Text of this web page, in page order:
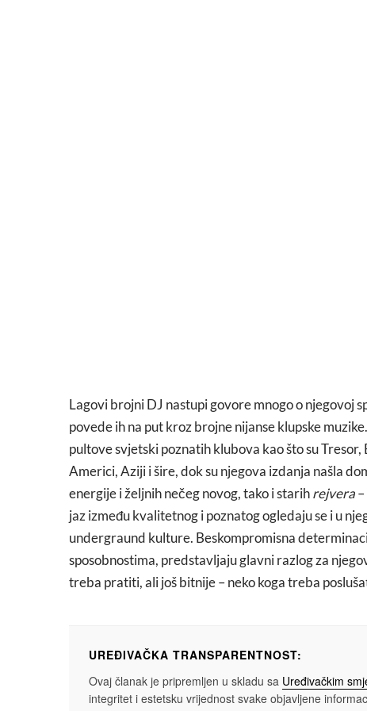
Lagovi brojni DJ nastupi govore mnogo o njegovoj
povede ih na put kroz brojne nijanse klupske
pultove svjetski poznatih klubova kao što su
Americi, Aziji i šire, dok su njegova izdanja našla
energije i željnih nečeg novog, tako i starihrejvera
jaz između kvalitetnog i poznatog ogledaju se i u
undergraund kulture. Beskompromisna
sposobnostima, predstavljaju glavni razlog za
treba pratiti, ali još bitnije – neko koga treba
UREĐIVAČKA TRANSPARENTNOST:
Ovaj članak je pripremljen u skladu sa Uređivačkim
integritet i estetsku vrijednost svake objavljene